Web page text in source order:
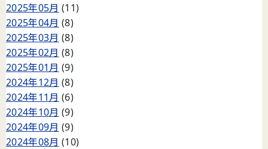
2025年05月 (11)
2025年04月 (8)
2025年03月 (8)
2025年02月 (8)
2025年01月 (9)
2024年12月 (8)
2024年11月 (6)
2024年10月 (9)
2024年09月 (9)
2024年08月 (10)